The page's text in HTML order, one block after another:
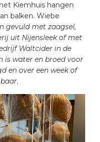
Kiemhuis hangen
balken. Wiebe
gevuld met zaagsel,
uit Nijensleek of met
Waltcider in de
is water en broed voor
en over een week of
.